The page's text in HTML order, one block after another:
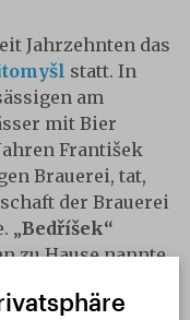
Jahrzehnten das
statt. In
am
mit Bier
František
Brauerei, tat,
der Brauerei
„Bedříšek“
zu Hause nannte,